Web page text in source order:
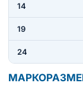
14
19
24